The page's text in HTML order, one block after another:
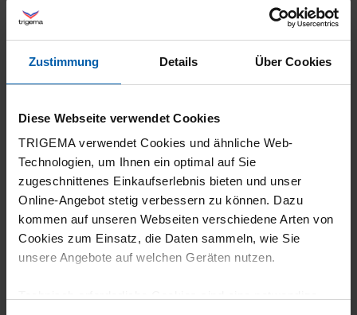
Zustimmung Details Über Cookies
Diese Webseite verwendet Cookies
TRIGEMA verwendet Cookies und ähnliche Web-
Technologien, um Ihnen ein optimal auf Sie
zugeschnittenes Einkaufserlebnis bieten und unser
Online-Angebot stetig verbessern zu können. Dazu
kommen auf unseren Webseiten verschiedene Arten von
Cookies zum Einsatz, die Daten sammeln, wie Sie
unsere Angebote auf welchen Geräten nutzen.
07.07.2026
5
Zwar ziemlich eng beim Anziehen, aber dafür
Halt. Damit werde ich auch laufen gehen
können.
17.06.2026
5